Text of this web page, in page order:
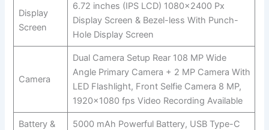
Display
Screen
6.72 inches (IPS LCD) 1080×2400 Px
Display Screen & Bezel-less With Punch-
Hole Display Screen
Camera
Dual Camera Setup Rear 108 MP Wide
Angle Primary Camera + 2 MP Camera With
LED Flashlight, Front Selfie Camera 8 MP,
1920×1080 fps Video Recording Available
Battery &
5000 mAh Powerful Battery, USB Type-C